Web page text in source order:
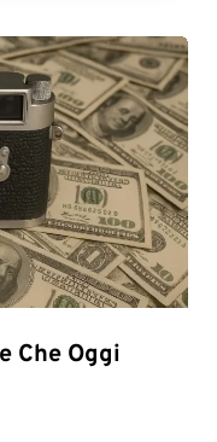
Che Oggi